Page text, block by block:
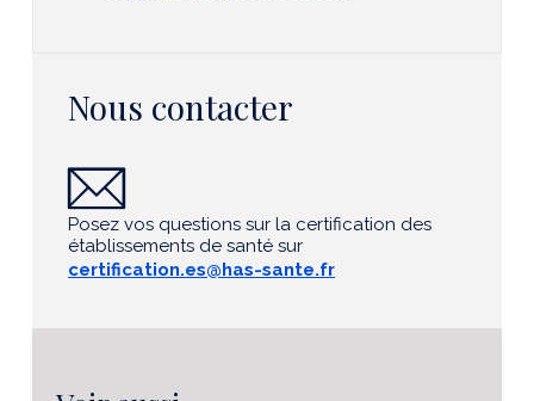
Nous contacter
Posez vos questions sur la certification des
établissements de santé sur
certification.es@has-sante.fr